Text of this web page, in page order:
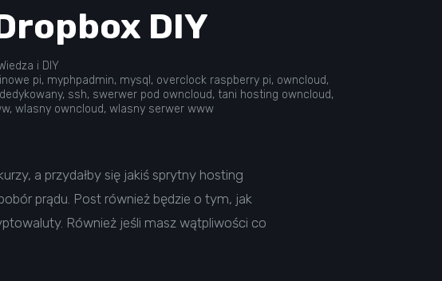
DIY
i DIY
pi, myphpadmin, mysql , overclock raspberry pi, owncloud,
, ssh, swerwer pod owncloud, tani hosting owncloud,
, wlasny owncloud, wlasny serwer www
a przydałby się jakiś sprytny hosting
prądu. Post również będzie o tym, jak
Również jeśli masz wątpliwości co